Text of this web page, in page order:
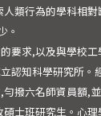
類行為的學科相
。
要求,以及與學校
認知科學研究所。
撥六名師資員額,
士班研究生。心